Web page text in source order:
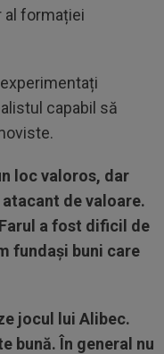
al formației
capabil să
loc valoros, dar
de valoare.
a fost dificil de
fundaşi buni care
jocul lui Alibec.
bună. În general nu